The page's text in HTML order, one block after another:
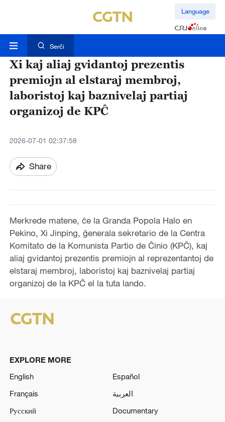
Language
Serĉi
Xi kaj aliaj gvidantoj prezentis
premiojn al elstaraj membroj,
laboristoj kaj baznivelaj partiaj
organizoj de KPĈ
2026-07-01 02:37:58
Share
Merkrede matene, ĉe la Granda Popola Halo en
Pekino, Xi Jinping, ĝenerala sekretario de la Centra
Komitato de la Komunista Partio de Ĉinio (KPĈ), kaj
aliaj gvidantoj prezentis premiojn al reprezentantoj de
elstaraj membroj, laboristoj kaj baznivelaj partiaj
organizoj de la KPĈ el la tuta lando.
EXPLORE MORE
English
Español
Français
العربية
Русский
Documentary